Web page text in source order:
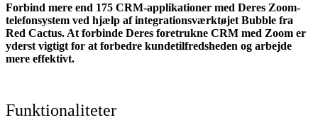
Forbind mere end 175 CRM-applikationer med Deres Zoom-
telefonsystem ved hjælp af integrationsværktøjet Bubble fra
Red Cactus. At forbinde Deres foretrukne CRM med Zoom er
yderst vigtigt for at forbedre kundetilfredsheden og arbejde
mere effektivt.
Funktionaliteter